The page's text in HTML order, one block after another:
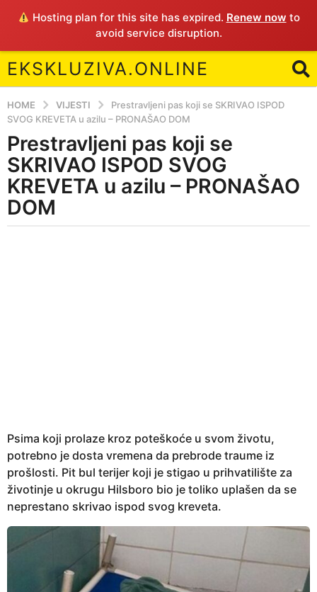
Hosting plan for this site has expired. Renew now to
avoid service disruption.
EKSKLUZIVA.ONLINE
HOME VIJESTI
Prestravljeni pas koji se SKRIVAO ISPOD
SVOG KREVETA u azilu – PRONAŠAO DOM
5
y
e
a
r
Prestravljeni pas koji se
SKRIVAO ISPOD SVOG
KREVETA u azilu – PRONAŠAO
DOM
Psima koji prolaze kroz poteškoće u svom životu,
potrebno je dosta vremena da prebrode traume iz
prošlosti. Pit bul terijer koji je stigao u prihvatilište za
životinje u okrugu Hilsboro bio je toliko uplašen da se
neprestano skrivao ispod svog kreveta.